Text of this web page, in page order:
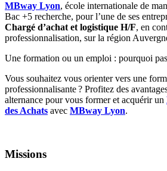
MBway Lyon, école internationale de
Bac +5 recherche, pour l’une de ses
Chargé d’achat et logistique H/F, en
professionnalisation, sur la région
Une formation ou un emploi : pourquoi
Vous souhaitez vous orienter vers une
professionnalisante ? Profitez des
alternance pour vous former et acquérir un
des Achats avec MBway Lyon.
Missions